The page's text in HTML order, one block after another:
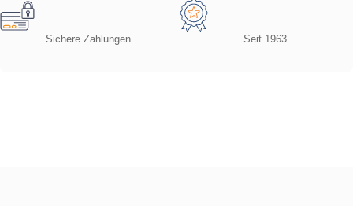
Sichere Zahlungen Seit 1963